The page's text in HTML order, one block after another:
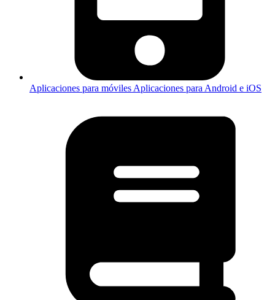
Aplicaciones para móviles Aplicaciones para Android e iOS